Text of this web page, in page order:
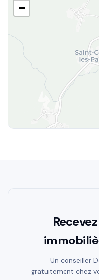
−
Un conseiller
gratuitement chez